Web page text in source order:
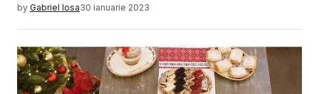
by Gabriel Iosa30 ianuarie 2023